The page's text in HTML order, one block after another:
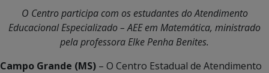
O Centro participa com os estudantes do Atendimento
Educacional Especializado – AEE em Matemática, ministrado
pela professora Elke Penha Benites.
Campo Grande (MS) – O Centro Estadual de Atendimento